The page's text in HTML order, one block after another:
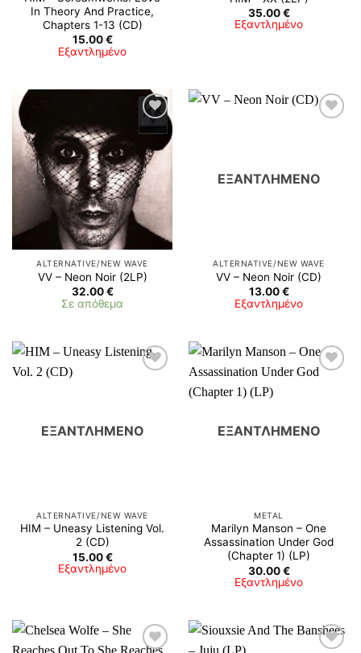
In Theory And Practice,
Chapters 1-13 (CD)
15.00€
Εξαντλημένο
35.00€
Εξαντλημένο
ALTERNATIVE/NEW WAVE
VV – Neon Noir (2LP)
32.00€
Σε απόθεμα
ΕΞΑΝΤΛΗΜΈΝΟ
ALTERNATIVE/NEW WAVE
VV – Neon Noir (CD)
13.00€
Εξαντλημένο
ΕΞΑΝΤΛΗΜΈΝΟ
ALTERNATIVE/NEW WAVE
HIM ‎– Uneasy Listening Vol.
2 (CD)
15.00€
Εξαντλημένο
ΕΞΑΝΤΛΗΜΈΝΟ
METAL
Marilyn Manson – One
Assassination Under God
(Chapter 1) (LP)
30.00€
Εξαντλημένο